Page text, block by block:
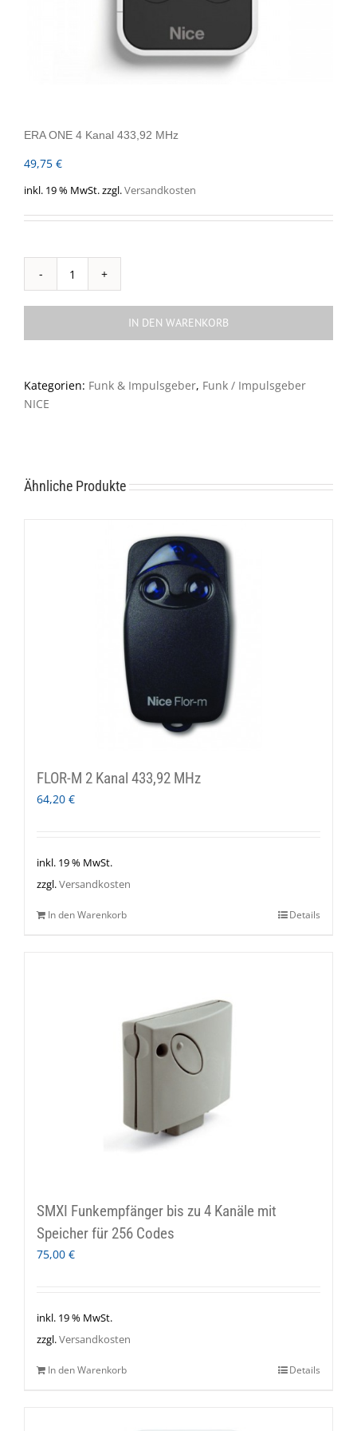
ERA ONE 4 Kanal 433,92 MHz
49,75 €
inkl. 19 % MwSt.zzgl.Versandkosten
ERA
Kanal
Menge
IN DEN WARENKORB
Kategorien: Funk & Impulsgeber, Funk / Impulsgeber
NICE
Ähnliche Produkte
FLOR-M 2 Kanal 433,92 MHz
64,20 €
inkl. 19 % MwSt.
zzgl.Versandkosten
In den Warenkorb Details
SMXI Funkempfänger bis zu 4 Kanäle mit
Speicher für 256 Codes
75,00 €
inkl. 19 % MwSt.
zzgl.Versandkosten
In den Warenkorb Details